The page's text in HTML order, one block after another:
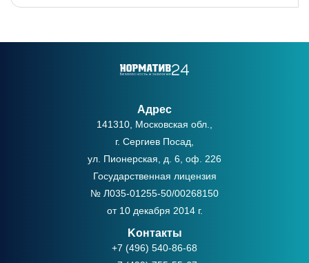
Адрес
141310, Московская обл.,
г. Сергиев Посад,
ул. Пионерская, д. 6, оф. 226
Государственная лицензия
№ Л035-01255-50/00268150
от 10 декабря 2014 г.
Kонтакты
+7 (496) 540-86-68